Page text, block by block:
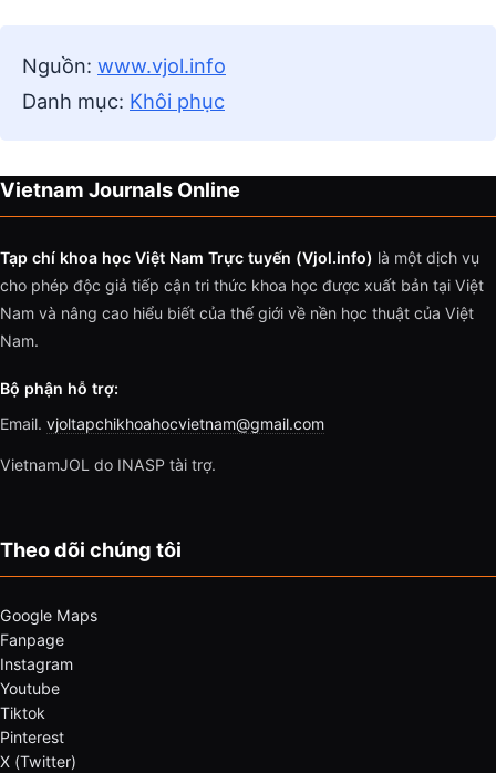
Nguồn: www.vjol.info
Danh mục: Khôi phục
Vietnam Journals Online
Tạp chí khoa học Việt Nam Trực tuyến (Vjol.info) là một dịch vụ
cho phép độc giả tiếp cận tri thức khoa học được xuất bản tại Việt
Nam và nâng cao hiểu biết của thế giới về nền học thuật của Việt
Nam.
Bộ phận hỗ trợ:
Email. vjoltapchikhoahocvietnam@gmail.com
VietnamJOL do INASP tài trợ.
Theo dõi chúng tôi
Google Maps
Fanpage
Instagram
Youtube
Tiktok
Pinterest
X (Twitter)